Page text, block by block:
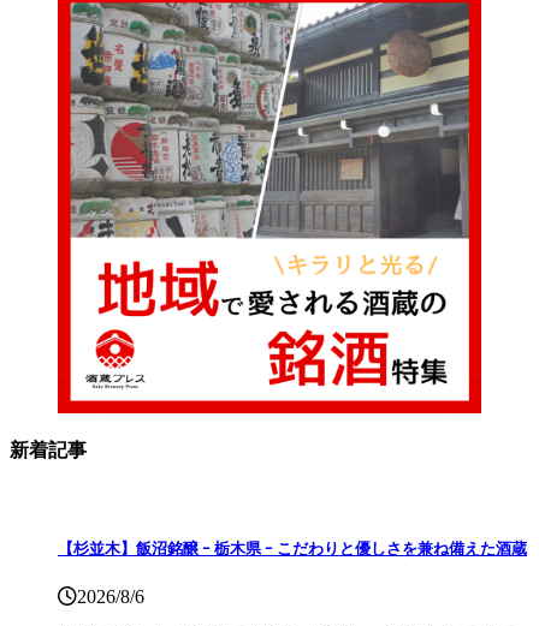
新着記事
【杉並木】飯沼銘醸 ｰ 栃木県 ｰ こだわりと優しさを兼ね備えた酒蔵
2026/8/6